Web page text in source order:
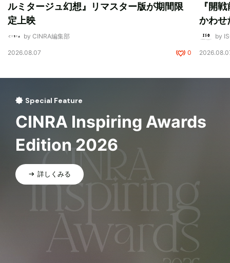
ルミタージュ幻想』リマスター版が期間限
定上映
by CINRA編集部
2026.08.07 0
『開
かわせ
by
Special Feature
CINRA Inspiring Awards
Edition 2026
詳しくみる